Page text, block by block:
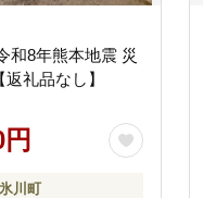
和8年熊本地震 災
礼品なし】
川町